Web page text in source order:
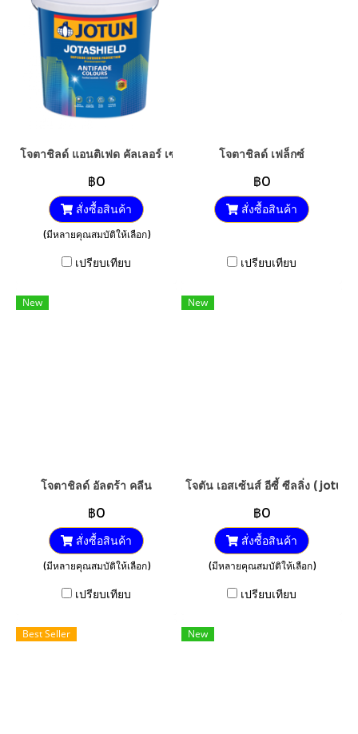
โจตาชิลด์ แอนติเฟด คัลเลอร์ เซมิกลอส
฿0
สั่งซื้อสินค้า
(มีหลายคุณสมบัติให้เลือก)
เปรียบเทียบ
โจตาชิลด์ เฟล็กซ์
฿0
สั่งซื้อสินค้า
เปรียบเทียบ
New
โจตาชิลด์ อัลตร้า คลีน
฿0
สั่งซื้อสินค้า
(มีหลายคุณสมบัติให้เลือก)
เปรียบเทียบ
New
โจตัน เอสเซ้นส์ อีซี้ ซีลลิ่ง ( jotun
฿0
สั่งซื้อสินค้า
(มีหลายคุณสมบัติให้เลือก)
เปรียบเทียบ
Best Seller New